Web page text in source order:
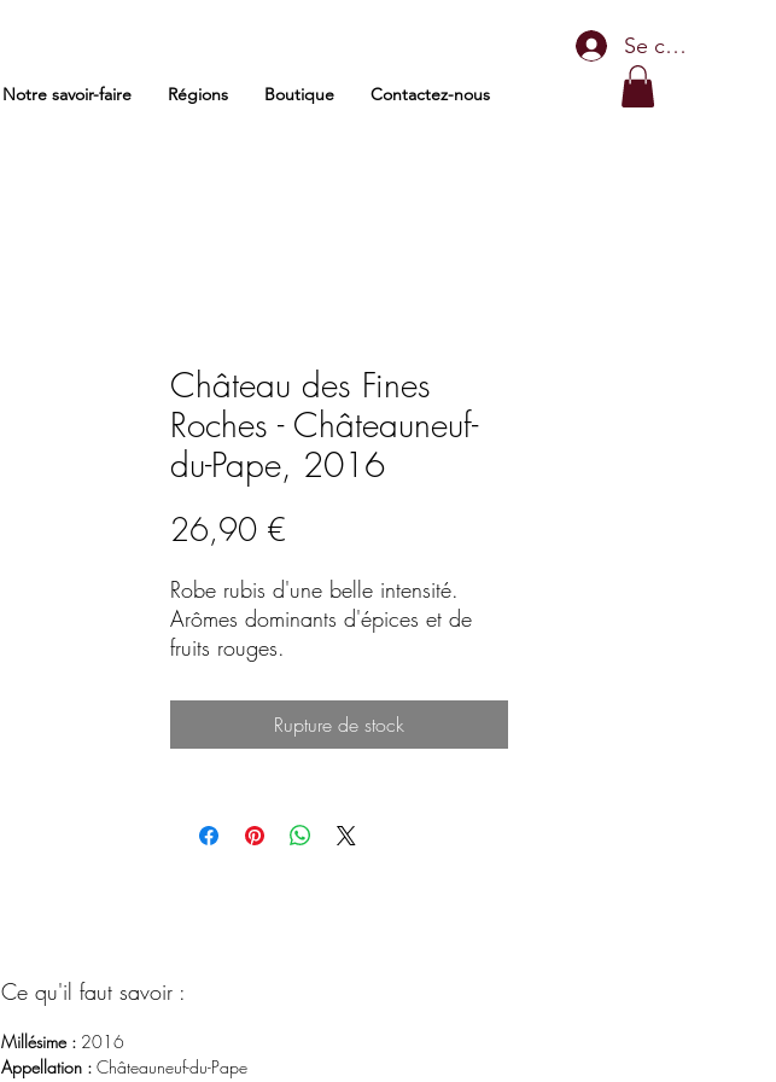
Notre savoir-faire Régions Boutique Contactez-nous
Se connecter
Château des Fines
Roches - Châteauneuf-
du-Pape, 2016
26,90 €
Robe rubis d'une belle intensité.
Arômes dominants d'épices et de
fruits rouges.
caractères principaux de ce vin.
Rupture de stock
Ce qu'il faut savoir :
Millésime : 2016
Appellation : Châteauneuf-du-Pape